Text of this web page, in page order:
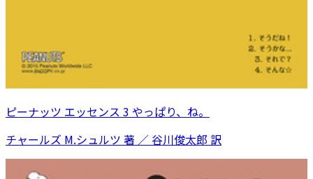
ピーナッツ エッセンス 3 やっぱり、ね。
チャールズ M.シュルツ 著 ／ 谷川俊太郎 訳